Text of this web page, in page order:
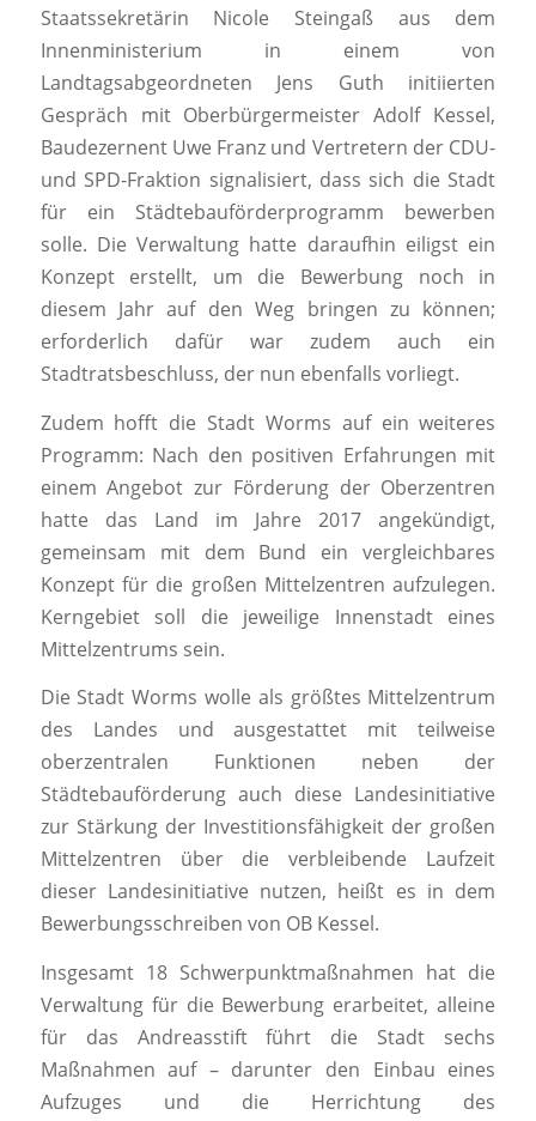
Staatssekretärin Nicole Steingaß aus dem
Innenministerium in einem von
Landtagsabgeordneten Jens Guth initiierten
Gespräch mit Oberbürgermeister Adolf Kessel,
Baudezernent Uwe Franz und Vertretern der CDU-
und SPD-Fraktion signalisiert, dass sich die Stadt
für ein Städtebauförderprogramm bewerben
solle. Die Verwaltung hatte daraufhin eiligst ein
Konzept erstellt, um die Bewerbung noch in
diesem Jahr auf den Weg bringen zu können;
erforderlich dafür war zudem auch ein
Stadtratsbeschluss, der nun ebenfalls vorliegt.
Zudem hofft die Stadt Worms auf ein weiteres
Programm: Nach den positiven Erfahrungen mit
einem Angebot zur Förderung der Oberzentren
hatte das Land im Jahre 2017 angekündigt,
gemeinsam mit dem Bund ein vergleichbares
Konzept für die großen Mittelzentren aufzulegen.
Kerngebiet soll die jeweilige Innenstadt eines
Mittelzentrums sein.
Die Stadt Worms wolle als größtes Mittelzentrum
des Landes und ausgestattet mit teilweise
oberzentralen Funktionen neben der
Städtebauförderung auch diese Landesinitiative
zur Stärkung der Investitionsfähigkeit der großen
Mittelzentren über die verbleibende Laufzeit
dieser Landesinitiative nutzen, heißt es in dem
Bewerbungsschreiben von OB Kessel.
Insgesamt 18 Schwerpunktmaßnahmen hat die
Verwaltung für die Bewerbung erarbeitet, alleine
für das Andreasstift führt die Stadt sechs
Maßnahmen auf – darunter den Einbau eines
Aufzuges und die Herrichtung des